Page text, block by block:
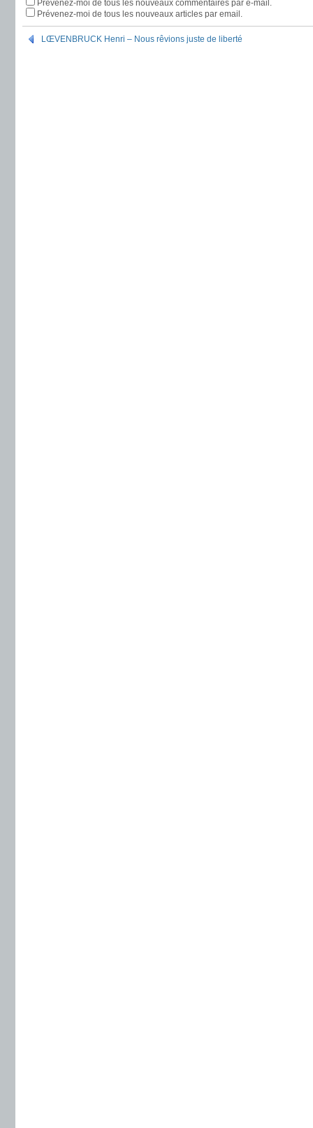
Prévenez-moi de tous les nouveaux commentaires par e-mail.
Prévenez-moi de tous les nouveaux articles par email.
LŒVENBRUCK Henri – Nous rêvions juste de liberté